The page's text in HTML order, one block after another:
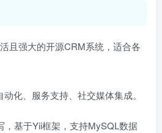
且强大的开源CRM系统，适合各
化、服务支持、社交媒体集成。
，基于Yii框架，支持MySQL数据